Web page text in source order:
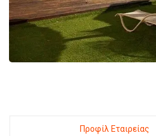
Προφίλ Εταιρείας